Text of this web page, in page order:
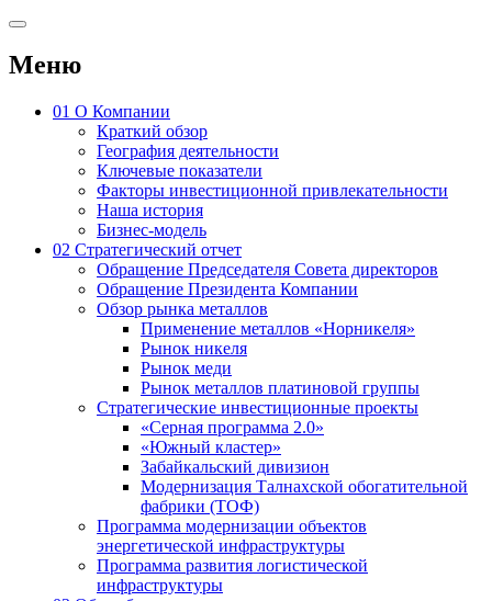
Меню
01 О Компании
Краткий обзор
География деятельности
Ключевые показатели
Факторы инвестиционной привлекательности
Наша история
Бизнес-модель
02 Стратегический отчет
Обращение Председателя Совета директоров
Обращение Президента Компании
Обзор рынка металлов
Применение металлов «Норникеля»
Рынок никеля
Рынок меди
Рынок металлов платиновой группы
Стратегические инвестиционные проекты
«Серная программа 2.0»
«Южный кластер»
Забайкальский дивизион
Модернизация Талнахской обогатительной
фабрики (ТОФ)
Программа модернизации объектов
энергетической инфраструктуры
Программа развития логистической
инфраструктуры